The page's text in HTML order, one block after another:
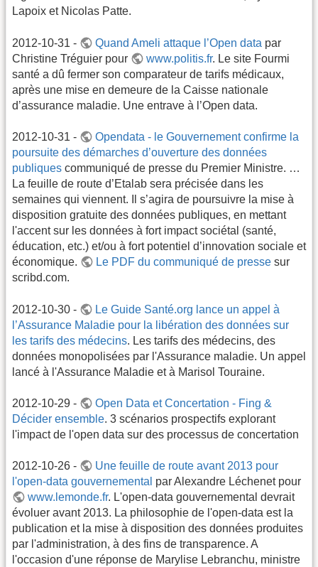
Lapoix et Nicolas Patte.
2012-10-31 - Quand Ameli attaque l’Open data par
Christine Tréguier pour
www.politis.fr. Le site Fourmi
santé a dû fermer son comparateur de tarifs médicaux,
après une mise en demeure de la Caisse nationale
d’assurance maladie. Une entrave à l’Open data.
2012-10-31 -
Opendata - le Gouvernement confirme la
poursuite des démarches d’ouverture des données
publiques communiqué de presse du Premier Ministre. …
La feuille de route d’Etalab sera précisée dans les
semaines qui viennent. Il s’agira de poursuivre la mise à
disposition gratuite des données publiques, en mettant
l'accent sur les données à fort impact sociétal (santé,
éducation, etc.) et/ou à fort potentiel d’innovation sociale et
économique.
Le PDF du communiqué de presse sur
scribd.com.
2012-10-30 -
Le Guide Santé.org lance un appel à
l’Assurance Maladie pour la libération des données sur
les tarifs des médecins. Les tarifs des médecins, des
données monopolisées par l'Assurance maladie. Un appel
lancé à l'Assurance Maladie et à Marisol Touraine.
2012-10-29 -
Open Data et Concertation - Fing &
Décider ensemble. 3 scénarios prospectifs explorant
l'impact de l'open data sur des processus de concertation
2012-10-26 -
Une feuille de route avant 2013 pour
l'open-data gouvernemental par Alexandre Léchenet pour
www.lemonde.fr. L'open-data gouvernemental devrait
évoluer avant 2013. La philosophie de l'open-data est la
publication et la mise à disposition des données produites
par l'administration, à des fins de transparence. A
l'occasion d'une réponse de Marylise Lebranchu, ministre